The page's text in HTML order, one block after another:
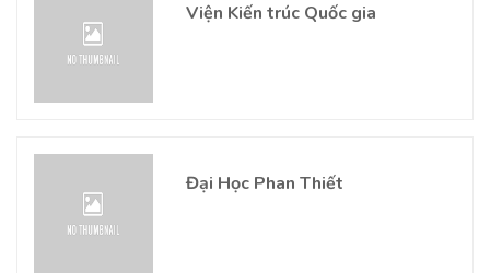
Viện Kiến trúc Quốc gia
Đại Học Phan Thiết